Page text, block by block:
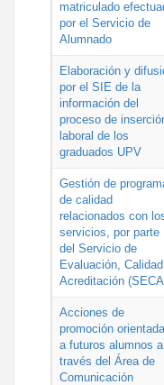
matriculado
por el Servicio de
Alumnado
Elaboración y
por el SIE de la
información del
proceso de
laboral de los
graduados UPV
Gestión de
de calidad
relacionados con
servicios, por parte
del Servicio de
Evaluación,
Acreditación
Acciones de
promoción
a futuros alumnos a
través del Área de
Comunicación